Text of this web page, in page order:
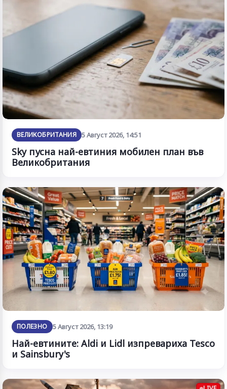
ВЕЛИКОБРИТАНИЯ 5 Август 2026, 14:51
Sky пусна най-евтиния мобилен план във
Великобритания
ПОЛЕЗНО 5 Август 2026, 13:19
Най-евтините: Aldi и Lidl изпревариха Tesco
и Sainsbury's